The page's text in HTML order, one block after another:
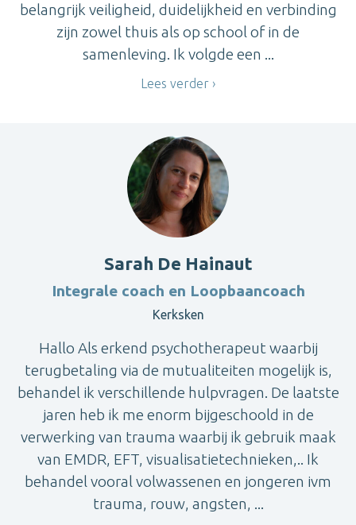
belangrijk veiligheid, duidelijkheid en verbinding
zijn zowel thuis als op school of in de
samenleving. Ik volgde een ...
Lees verder
Sarah De Hainaut
Integrale coach en Loopbaancoach
Kerksken
Hallo Als erkend psychotherapeut waarbij
terugbetaling via de mutualiteiten mogelijk is,
behandel ik verschillende hulpvragen. De laatste
jaren heb ik me enorm bijgeschoold in de
verwerking van trauma waarbij ik gebruik maak
van EMDR, EFT, visualisatietechnieken,.. Ik
behandel vooral volwassenen en jongeren ivm
trauma, rouw, angsten, ...